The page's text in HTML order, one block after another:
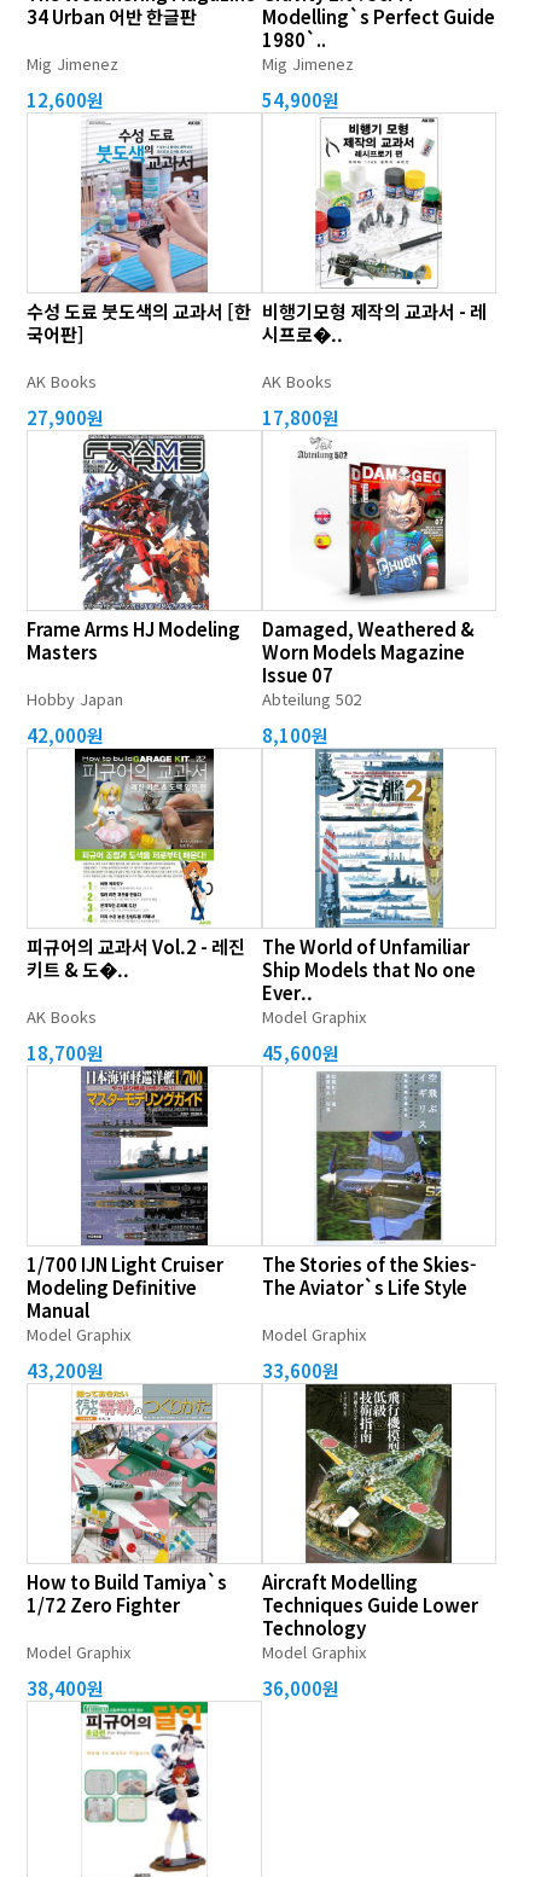
34 Urban 어반 한글판
Mig Jimenez
12,600원
Modelling`s Perfect Guide
1980`..
Mig Jimenez
54,900원
수성 도료 붓도색의 교과서 [한
국어판]
AK Books
27,900원
비행기모형 제작의 교과서 - 레
시프로�..
AK Books
17,800원
Frame Arms HJ Modeling
Masters
Hobby Japan
42,000원
Damaged, Weathered &
Worn Models Magazine
Issue 07
Abteilung 502
8,100원
피규어의 교과서 Vol.2 - 레진
키트 & 도�..
AK Books
18,700원
The World of Unfamiliar
Ship Models that No one
Ever..
Model Graphix
45,600원
1/700 IJN Light Cruiser
Modeling Definitive
Manual
Model Graphix
43,200원
The Stories of the Skies-
The Aviator`s Life Style
Model Graphix
33,600원
How to Build Tamiya`s
1/72 Zero Fighter
Model Graphix
38,400원
Aircraft Modelling
Techniques Guide Lower
Technology
Model Graphix
36,000원